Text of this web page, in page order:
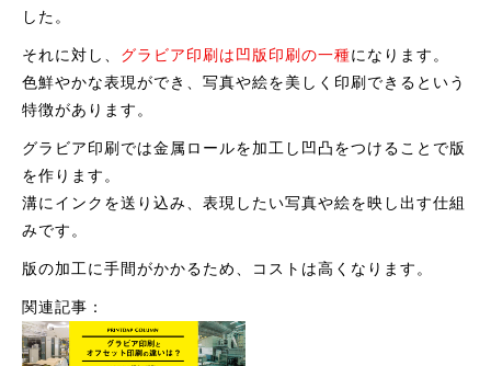
した。
それに対し、 グラビア印刷は凹版印刷の一種になります。
色鮮やかな表現ができ、写真や絵を美しく印刷できるという
特徴があります。
グラビア印刷では金属ロールを加工し凹凸をつけることで版
を作ります。
溝にインクを送り込み、表現したい写真や絵を映し出す仕組
みです。
版の加工に手間がかかるため、コストは高くなります。
関連記事：